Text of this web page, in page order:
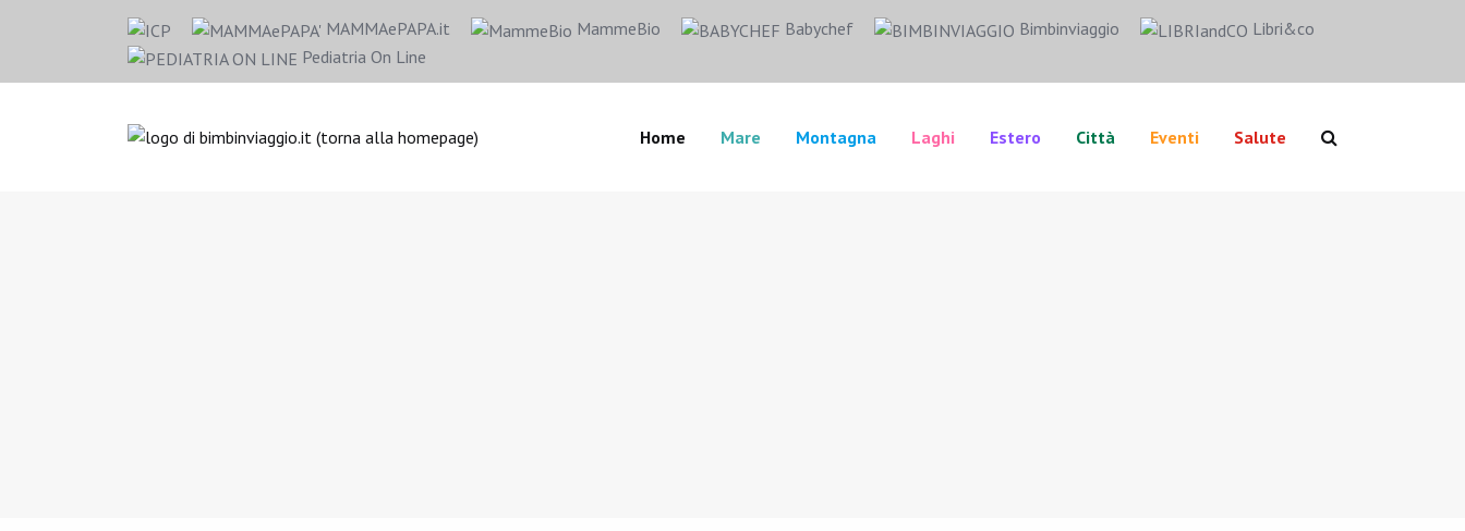
MAMMAePAPA.it MammeBio Babychef Bimbinviaggio
Libri&co
Pediatria On Line
Home Mare Montagna Laghi Estero Città Eventi Salute